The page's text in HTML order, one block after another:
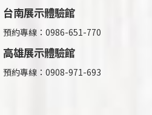
台南展示體驗館
預約專線：0986-651-770
高雄展示體驗館
預約專線： 0908-971-693